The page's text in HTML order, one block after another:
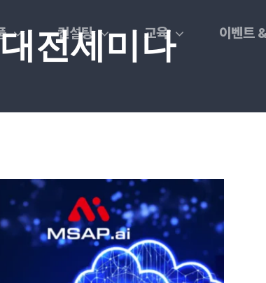
컨설팅 교육 이벤트
대전세미나